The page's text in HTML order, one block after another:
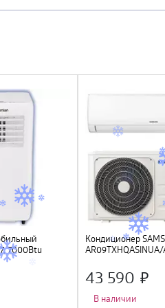
7000Btu
Кондиционер
AR09TXHQASINUA/
43 590
В наличии